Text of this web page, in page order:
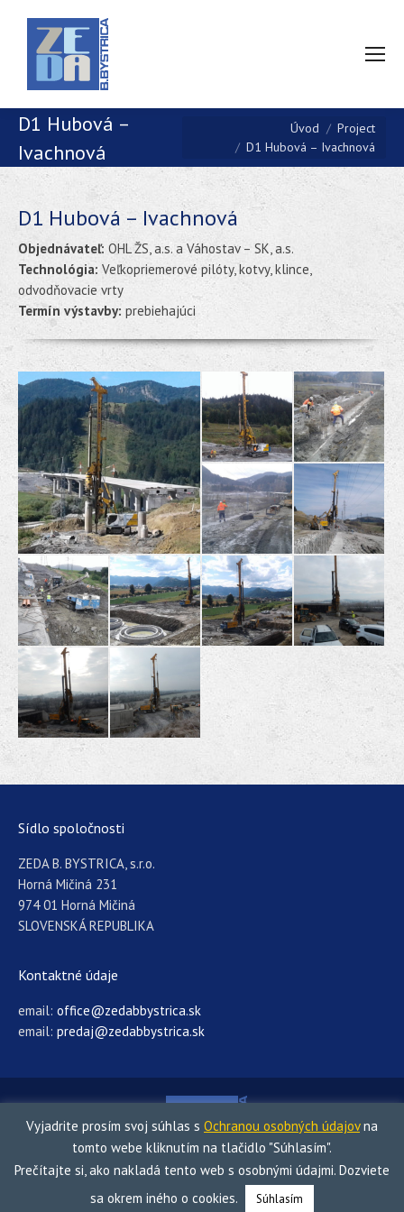
D1 Hubová –
Ivachnová
Úvod
Project
D1 Hubová – Ivachnová
D1 Hubová – Ivachnová
Objednávateľ: OHL ŽS, a.s. a Váhostav – SK, a.s.
Technológia: Veľkopriemerové pilóty, kotvy, klince,
odvodňovacie vrty
Termín výstavby: prebiehajúci
Sídlo spoločnosti
ZEDA B. BYSTRICA, s.r.o.
Horná Mičiná 231
974 01 Horná Mičiná
SLOVENSKÁ REPUBLIKA
Kontaktné údaje
email: office@zedabbystrica.sk
email: predaj@zedabbystrica.sk
Ochrana osobných údajov
Menu
Vyjadrite prosím svoj súhlas s Ochranou osobných údajovna
tomto webe kliknutím na tlačidlo "Súhlasím".
Prečítajte si, ako nakladá tento web s osobnými údajmi. Dozviete
sa okrem iného o cookies.
Súhlasím